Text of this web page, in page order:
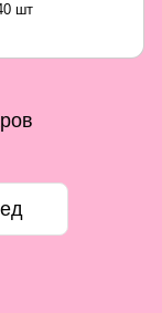
шт